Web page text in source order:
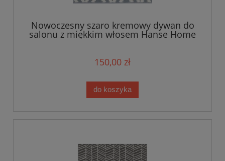
Nowoczesny szaro kremowy dywan do
salonu z miękkim włosem Hanse Home
150,00 zł
do koszyka